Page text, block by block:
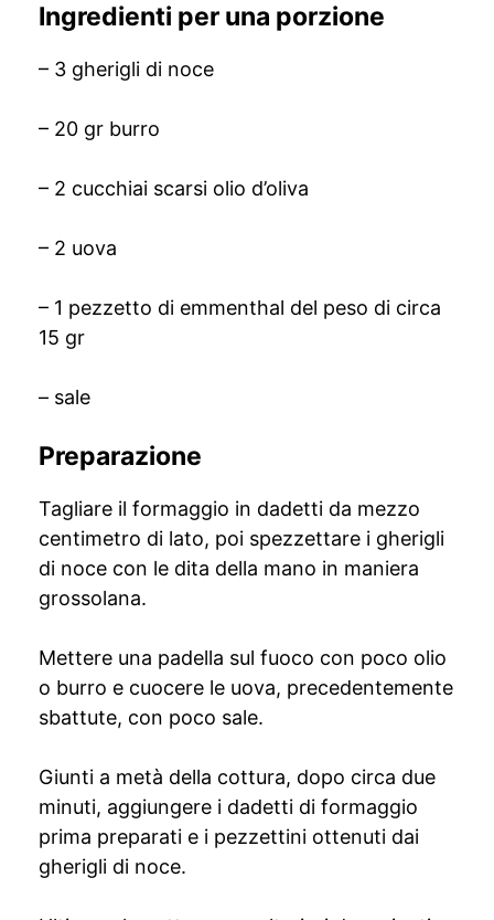
Ingredienti per una porzione
– 3 gherigli di noce
– 20 gr burro
– 2 cucchiai scarsi olio d’oliva
– 2 uova
– 1 pezzetto di emmenthal del peso di circa
15 gr
– sale
Preparazione
Tagliare il formaggio in dadetti da mezzo
centimetro di lato, poi spezzettare i gherigli
di noce con le dita della mano in maniera
grossolana.
Mettere una padella sul fuoco con poco olio
o burro e cuocere le uova, precedentemente
sbattute, con poco sale.
Giunti a metà della cottura, dopo circa due
minuti, aggiungere i dadetti di formaggio
prima preparati e i pezzettini ottenuti dai
gherigli di noce.